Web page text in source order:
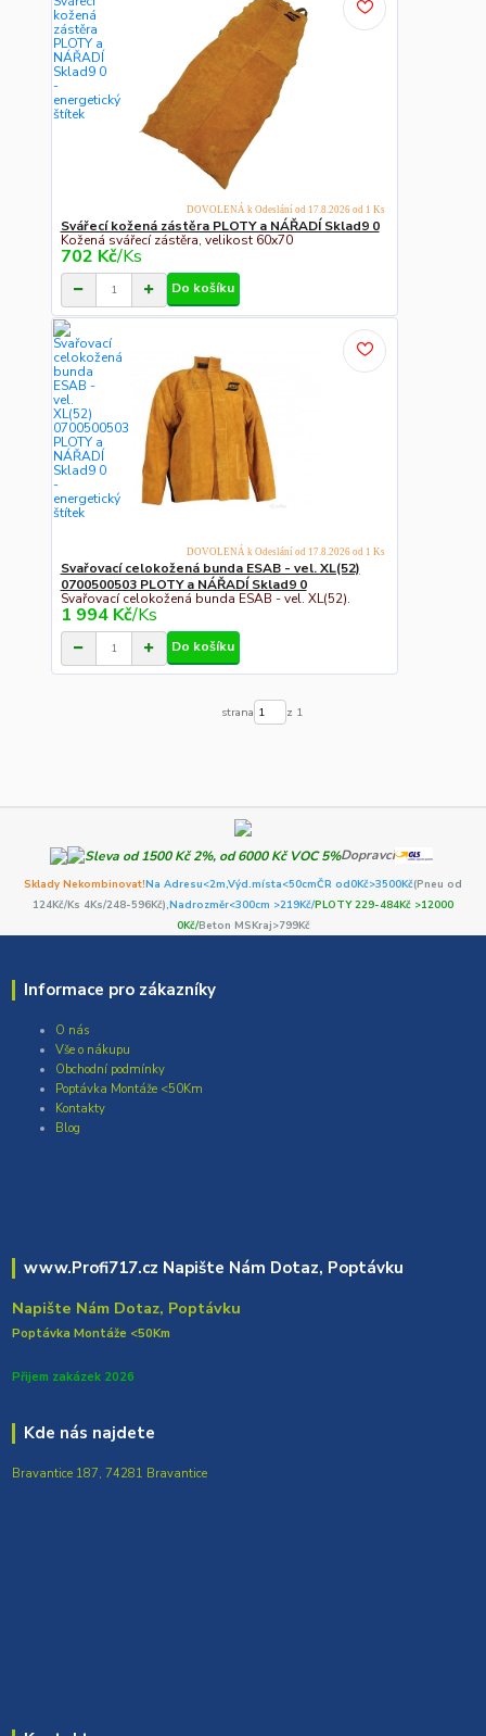
Svářecí kožená zástěra PLOTY a NÁŘADÍ Sklad9 0
Kožená svářecí zástěra, velikost 60x70
702 Kč/Ks
DOVOLENÁ k Odeslání od 17.8.2026 od 1 Ks
Do košíku
Svařovací celokožená bunda ESAB - vel. XL(52)
0700500503 PLOTY a NÁŘADÍ Sklad9 0
Svařovací celokožená bunda ESAB - vel. XL(52).
1 994 Kč/Ks
DOVOLENÁ k Odeslání od 17.8.2026 od 1 Ks
Do košíku
strana z 1
Dopravci
Sklady Nekombinovat!Na Adresu<2m,Výd.místa<50cmČR od0Kč>3500Kč(Pneu od
124Kč/Ks 4Ks/248-596Kč),Nadrozměr<300cm >219Kč/PLOTY 229-484Kč >12000
0Kč/Beton MSKraj>799Kč
Informace pro zákazníky
O nás
Vše o nákupu
Obchodní podmínky
Poptávka Montáže <50Km
Kontakty
Blog
www.Profi717.cz Napište Nám Dotaz, Poptávku
Napište Nám Dotaz, Poptávku
Poptávka Montáže <50Km
Přijem zakázek 2026
Kde nás najdete
Bravantice 187, 74281 Bravantice